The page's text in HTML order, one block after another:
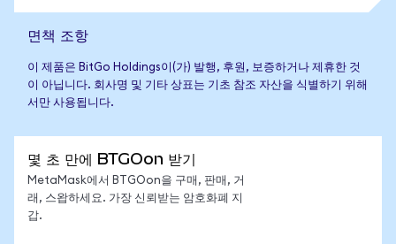
면책 조항
이 제품은 BitGo Holdings이(가) 발행, 후원, 보증하거나 제휴한 것
이 아닙니다. 회사명 및 기타 상표는 기초 참조 자산을 식별하기 위해
서만 사용됩니다.
몇 초 만에 BTGOon 받기
MetaMask에서 BTGOon을 구매, 판매, 거
래, 스왑하세요. 가장 신뢰받는 암호화폐 지
갑.